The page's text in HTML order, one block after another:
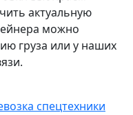
актуальную
можно
груза или у наших
спецтехники